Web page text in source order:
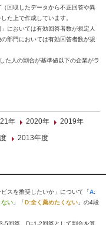
回収したデータから不正回答や異
た上で作成しています。
においては有効回答者数が規定人
部門においては有効回答者数が規
た人の割合が基準値以下の企業がラ
年 2020年
2019年
2013年度
スを推奨したいか」について「A:
ない 」「D:全く薦めたくない 」の4段
5回答、D=1-2回答として割合を算